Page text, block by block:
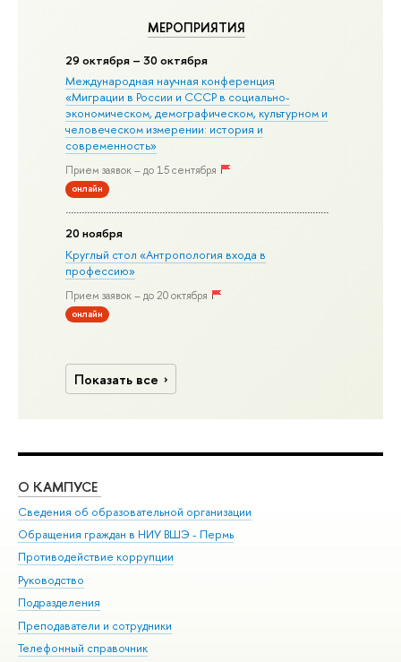
МЕРОПРИЯТИЯ
29 октября – 30 октября
Международная научная конференция
«Миграции в Росcии и СССР в социально-
экономическом, демографическом, культурном и
человеческом измерении: история и
современность»
Прием заявок – до 15 сентября
онлайн
20 ноября
Круглый стол «Антропология входа в
профессию»
Прием заявок – до 20 октября
онлайн
Показать все
О КАМПУСЕ
Сведения об образовательной организации
Обращения граждан в НИУ ВШЭ - Пермь
Противодействие коррупции
Руководство
Подразделения
Преподаватели и сотрудники
Телефонный справочник